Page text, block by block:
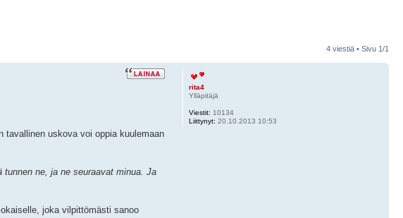
4 viestiä • Sivu 1/1
tavallinen uskova voi oppia kuulemaan
tunnen ne, ja ne seuraavat minua. Ja
joka vilpittömästi sanoo
rita4
Ylläpitäjä
Viestit: 10134
Liittynyt: 20.10.2013 10:53